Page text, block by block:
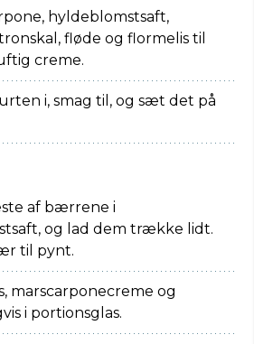
hyldeblomstsaft,
fløde og flormelis til
creme.
i, smag til, og sæt det på
af bærrene i
og lad dem trække lidt.
til pynt.
marscarponecreme og
i portionsglas.